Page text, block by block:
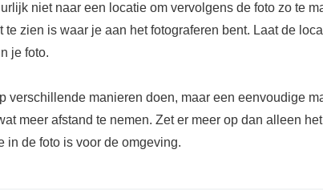
niet naar een locatie om vervolgens de foto zo te
te zien is waar je aan het fotograferen bent. Laat de
je foto.
verschillende manieren doen, maar een eenvoudige
meer afstand te nemen. Zet er meer op dan alleen
in de foto is voor de omgeving.